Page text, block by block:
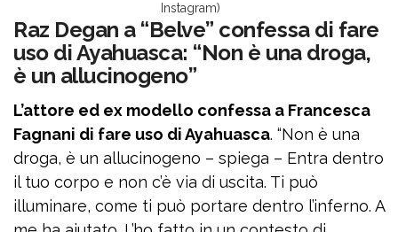
Instagram)
Raz Degan a “Belve” confessa di fare
uso di Ayahuasca: “Non è una droga,
è un allucinogeno”
L’attore ed ex modello confessa a Francesca
Fagnani di fare uso di Ayahuasca. “Non è una
droga, è un allucinogeno – spiega – Entra dentro
il tuo corpo e non c’è via di uscita. Ti può
illuminare, come ti può portare dentro l’inferno. A